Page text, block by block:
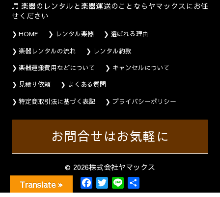
楽器のレンタルと楽器運送のことならヤマックスにお任
せください
HOME レンタル楽器
選ばれる理由
楽器レンタルの流れ
レンタル約款
楽器運搬費用などについて
キャンセルについて
見積り依頼
よくある質問
特定商取引法に基づく表記
プライバシーポリシー
お問合せはお気軽に
© 2026株式会社ヤマックス
F
a
T
w
L
Translate »